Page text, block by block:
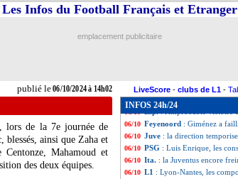
publié le06/10/2024 à 14h02
Les Infos du Football Français et Etranger
emplacement publicitaire
LiveScore - clubs de L1 -
lors de la 7e journée de
ainsi que Zaha et
Mahamoud et
des deux équipes.
INFOS 24h/24
06/10 Nantes: Pallois admet la
06/10 Ita.: Bologne n'avance pas
06/10 Ang.
06/10 L1: Strasbourg-Lens, les
06/10 L1: Reims-Montpellier, les
: l'improbable victoire
06/10 Feyenoord : Giménez a
06/10 Juve : la direction
06/10 PSG : Luis Enrique, les
06/10 Ita. : la Juventus encore
06/10 L1 : Lyon-Nantes, les